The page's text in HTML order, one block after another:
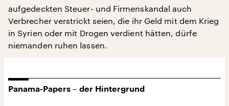
aufgedeckten Steuer- und Firmenskandal auch
Verbrecher verstrickt seien, die ihr Geld mit dem Krieg
in Syrien oder mit Drogen verdient hätten, dürfe
niemanden ruhen lassen.
Panama-Papers – der Hintergrund